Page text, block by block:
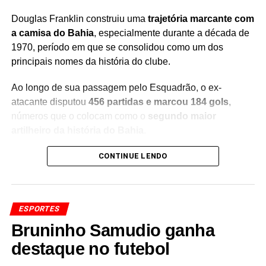
Douglas Franklin construiu uma trajetória marcante com
a camisa do Bahia, especialmente durante a década de
1970, período em que se consolidou como um dos
principais nomes da história do clube.
Ao longo de sua passagem pelo Esquadrão, o ex-
atacante disputou 456 partidas e marcou 184 gols,
números que o colocam como o segundo maior
O desempenho de Douglas ajudou a construir uma das
integrou o elenco que participou de umasequência
marcado entre os grandes goleadores do clube.
A marca de 184 gols representa a importância de
Douglas Franklin para a história do Bahia. O ex-atacante
CONTINUE LENDO
ESPORTES
Bruninho Samudio ganha
destaque no futebol